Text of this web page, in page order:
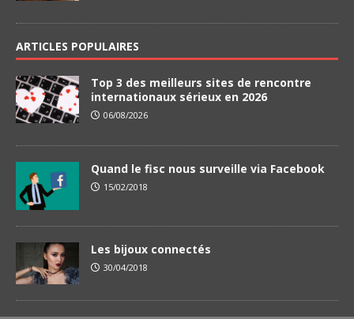
ARTICLES POPULAIRES
Top 3 des meilleurs sites de rencontre
internationaux sérieux en 2026
06/08/2026
Quand le fisc nous surveille via Facebook
15/02/2018
Les bijoux connectés
30/04/2018